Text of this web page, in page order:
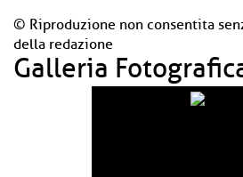
© Riproduzione non consentita
della redazione
Galleria